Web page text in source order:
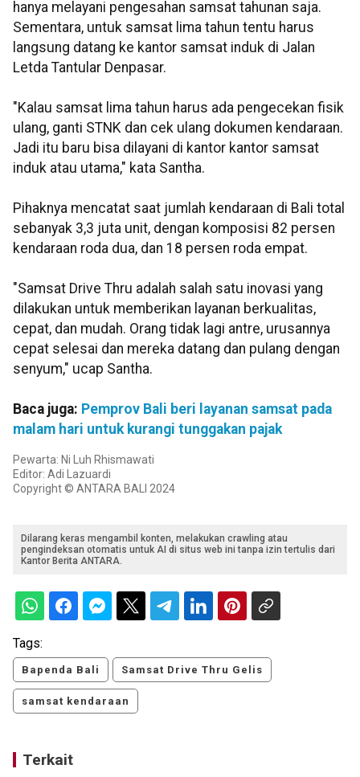
hanya melayani pengesahan samsat tahunan saja.
Sementara, untuk samsat lima tahun tentu harus
langsung datang ke kantor samsat induk di Jalan
Letda Tantular Denpasar.
"Kalau samsat lima tahun harus ada pengecekan fisik
ulang, ganti STNK dan cek ulang dokumen kendaraan.
Jadi itu baru bisa dilayani di kantor kantor samsat
induk atau utama," kata Santha.
Pihaknya mencatat saat jumlah kendaraan di Bali total
sebanyak 3,3 juta unit, dengan komposisi 82 persen
kendaraan roda dua, dan 18 persen roda empat.
"Samsat Drive Thru adalah salah satu inovasi yang
dilakukan untuk memberikan layanan berkualitas,
cepat, dan mudah. Orang tidak lagi antre, urusannya
cepat selesai dan mereka datang dan pulang dengan
senyum," ucap Santha.
Baca juga: Pemprov Bali beri layanan samsat pada
malam hari untuk kurangi tunggakan pajak
Pewarta: Ni Luh Rhismawati
Editor: Adi Lazuardi
Copyright © ANTARA BALI 2024
Dilarang keras mengambil konten, melakukan crawling atau
pengindeksan otomatis untuk AI di situs web ini tanpa izin tertulis dari
Kantor Berita ANTARA.
Tags:
Bapenda Bali Samsat Drive Thru Gelis
samsat kendaraan
Terkait